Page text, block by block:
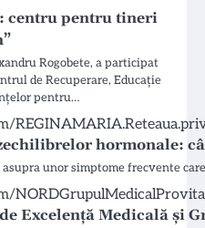
centru pentru tineri
Rogobete, a participat
de Recuperare, Educație
pentru…
hormonale:
unor simptome frecvente
Excelență Medicală și